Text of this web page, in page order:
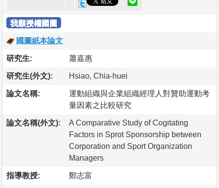
我願授權國圖
國圖紙本論文
研究生: 蕭嘉惠
研究生(外文): Hsiao, Chia-huei
論文名稱:
運動組織與企業組織經理人對贊助運動考
量因素之比較研究
論文名稱(外文):
A Comparative Study of Cogitating
Factors in Sprot Sponsorship between
Corporation and Sport Organization
Managers
指導教授: 鄭志富